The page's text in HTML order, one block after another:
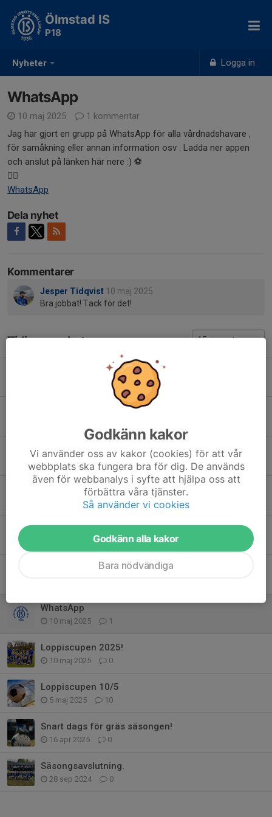
Nyheter Logga in
Ölmstad IS
P18
WhatsApp
10 maj 2025
1 kommentar
Jag har gjort en grupp på WhatsApp för alla vårdnadshavare ,
för samåkning eller annan information osv . Ladda ner appen
och anslut på länken här nere :) ⚽
👇🏼
WhatsApp
Dela nyhet
Kommentarer
Jesper Tidqvist 10 maj 2025
Bra jobbat! Tack för det!
Tidigare nyheter
Sponsring fotbollens dag
0
Uppdrag P18
16 apr, 21:01 10
Inomhusfotboll
23 feb, 09:50 0
Sponsring lotteri fotbollens dag
26 aug 2025 0
WhatsApp
10 maj 2025 1
Loppiscupen 2025!
10 maj 2025 0
Loppiscupen 10/5
5 maj 2025 10
Snart dags för gräs säsongen!
16 apr 2025 0
Säsongsavslutning.
28 sep 2024 0
Godkänn kakor
Vi använder oss av kakor (cookies) för att vår
webbplats ska fungera bra för dig. De används
även för webbanalys i syfte att hjälpa oss att
förbättra våra tjänster.
Så använder vi cookies
Godkänn alla kakor
Bara nödvändiga